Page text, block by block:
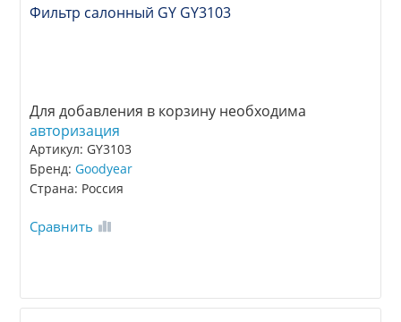
Фильтр салонный GY GY3103
Для добавления в корзину необходима
авторизация
Артикул: GY3103
Бренд:Goodyear
Страна: Россия
Сравнить